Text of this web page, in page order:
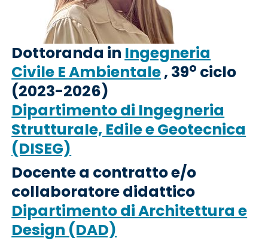
Dottoranda in Ingegneria
Civile E Ambientale, 39o ciclo
(2023-2026)
Dipartimento di Ingegneria
Strutturale, Edile e Geotecnica
(DISEG)
Docente a contratto e/o
collaboratore didattico
Dipartimento di Architettura e
Design (DAD)